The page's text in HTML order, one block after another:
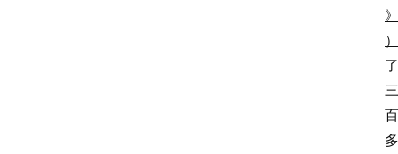
》
）
了
三
百
多